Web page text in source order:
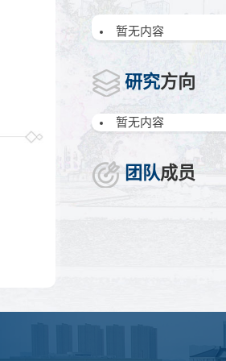
暂无内容
研究方向
暂无内容
团队成员